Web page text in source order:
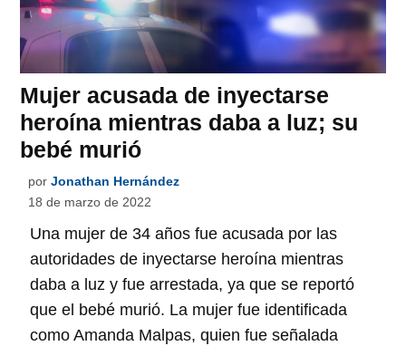
Mujer acusada de inyectarse
heroína mientras daba a luz; su
bebé murió
por Jonathan Hernández
18 de marzo de 2022
Una mujer de 34 años fue acusada por las
autoridades de inyectarse heroína mientras
daba a luz y fue arrestada, ya que se reportó
que el bebé murió. La mujer fue identificada
como Amanda Malpas, quien fue señalada